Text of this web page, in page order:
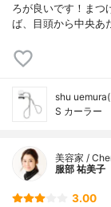
ろが良いです！まつ
ば、目頭から中央あ
shu
S カーラー
美容家 /
服部 祐美子
3.00